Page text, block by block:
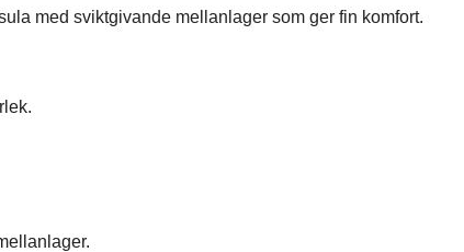
med sviktgivande mellanlager som ger fin komfort.